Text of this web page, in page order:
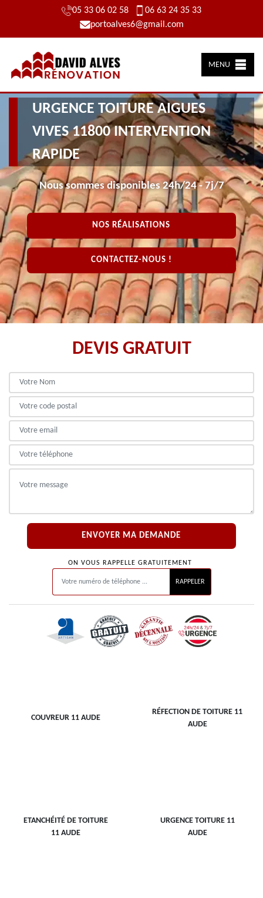
05 33 06 02 58
06 63 24 35 33
portoalves6@gmail.com
MENU
URGENCE TOITURE AIGUES
VIVES 11800 INTERVENTION
RAPIDE
Nous sommes disponibles 24h/24 - 7j/7
NOS RÉALISATIONS
CONTACTEZ-NOUS !
DEVIS GRATUIT
ON VOUS RAPPELLE GRATUITEMENT
COUVREUR 11 AUDE
RÉFECTION DE TOITURE 11
AUDE
ETANCHÉITÉ DE TOITURE
11 AUDE
URGENCE TOITURE 11
AUDE